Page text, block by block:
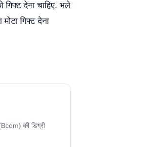
गिफ्ट देना चाहिए. भले
गिफ्ट देना
की डिग्री